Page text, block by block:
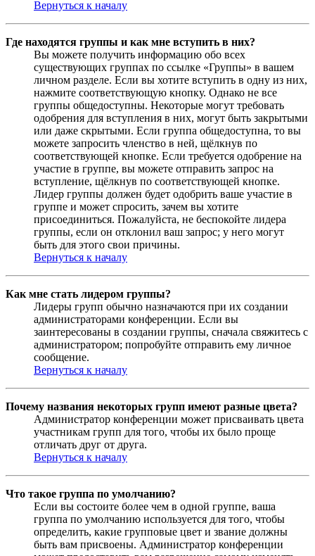
Вернуться к началу
Где находятся группы и как мне вступить в них?
Вы можете получить информацию обо всех
существующих группах по ссылке «Группы» в вашем
личном разделе. Если вы хотите вступить в одну из них,
нажмите соответствующую кнопку. Однако не все
группы общедоступны. Некоторые могут требовать
одобрения для вступления в них, могут быть закрытыми
или даже скрытыми. Если группа общедоступна, то вы
можете запросить членство в ней, щёлкнув по
соответствующей кнопке. Если требуется одобрение на
участие в группе, вы можете отправить запрос на
вступление, щёлкнув по соответствующей кнопке.
Лидер группы должен будет одобрить ваше участие в
группе и может спросить, зачем вы хотите
присоединиться. Пожалуйста, не беспокойте лидера
группы, если он отклонил ваш запрос; у него могут
быть для этого свои причины.
Вернуться к началу
Как мне стать лидером группы?
Лидеры групп обычно назначаются при их создании
администраторами конференции. Если вы
заинтересованы в создании группы, сначала свяжитесь с
администратором; попробуйте отправить ему личное
сообщение.
Вернуться к началу
Почему названия некоторых групп имеют разные цвета?
Администратор конференции может присваивать цвета
участникам групп для того, чтобы их было проще
отличать друг от друга.
Вернуться к началу
Что такое группа по умолчанию?
Если вы состоите более чем в одной группе, ваша
группа по умолчанию используется для того, чтобы
определить, какие групповые цвет и звание должны
быть вам присвоены. Администратор конференции